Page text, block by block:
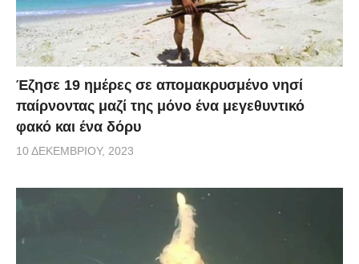
Έζησε 19 ημέρες σε απομακρυσμένο νησί
παίρνοντας μαζί της μόνο ένα μεγεθυντικό
φακό και ένα δόρυ
10 ΔΕΚΕΜΒΡΊΟΥ, 2023